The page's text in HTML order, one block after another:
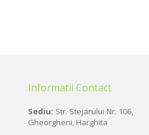
Informatii Contact
Sediu: Str. Stejarului Nr. 106,
Gheorgheni, Harghita